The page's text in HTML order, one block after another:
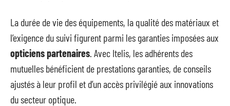
La durée de vie des équipements, la qualité des matériaux et
l’exigence du suivi figurent parmi les garanties imposées aux
opticiens partenaires . Avec Itelis, les adhérents des
mutuelles bénéficient de prestations garanties, de conseils
ajustés à leur profil et d’un accès privilégié aux innovations
du secteur optique.